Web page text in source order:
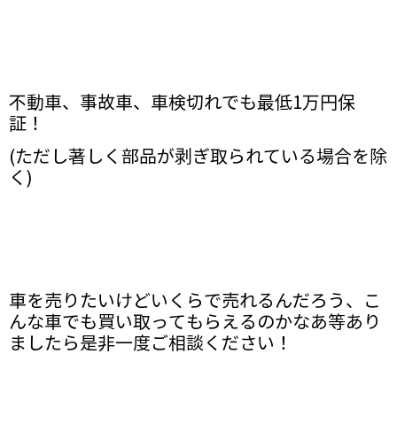
不動車、事故車、車検切れでも最低1万円保
証！
(ただし著しく部品が剥ぎ取られている場合を除
く)
車を売りたいけどいくらで売れるんだろう、こ
んな車でも買い取ってもらえるのかなあ等あり
ましたら是非一度ご相談ください！